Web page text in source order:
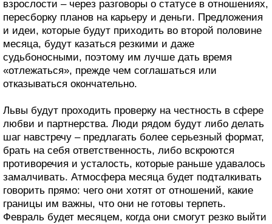
взрослости – через разговоры о статусе в отношениях,
пересборку планов на карьеру и деньги. Предложения
и идеи, которые будут приходить во второй половине
месяца, будут казаться резкими и даже
судьбоносными, поэтому им лучше дать время
«отлежаться», прежде чем соглашаться или
отказываться окончательно.
Львы будут проходить проверку на честность в сфере
любви и партнерства. Люди рядом будут либо делать
шаг навстречу – предлагать более серьезный формат,
брать на себя ответственность, либо вскроются
противоречия и усталость, которые раньше удавалось
замалчивать. Атмосфера месяца будет подталкивать
говорить прямо: чего они хотят от отношений, какие
границы им важны, что они не готовы терпеть.
Февраль будет месяцем, когда они смогут резко выйти